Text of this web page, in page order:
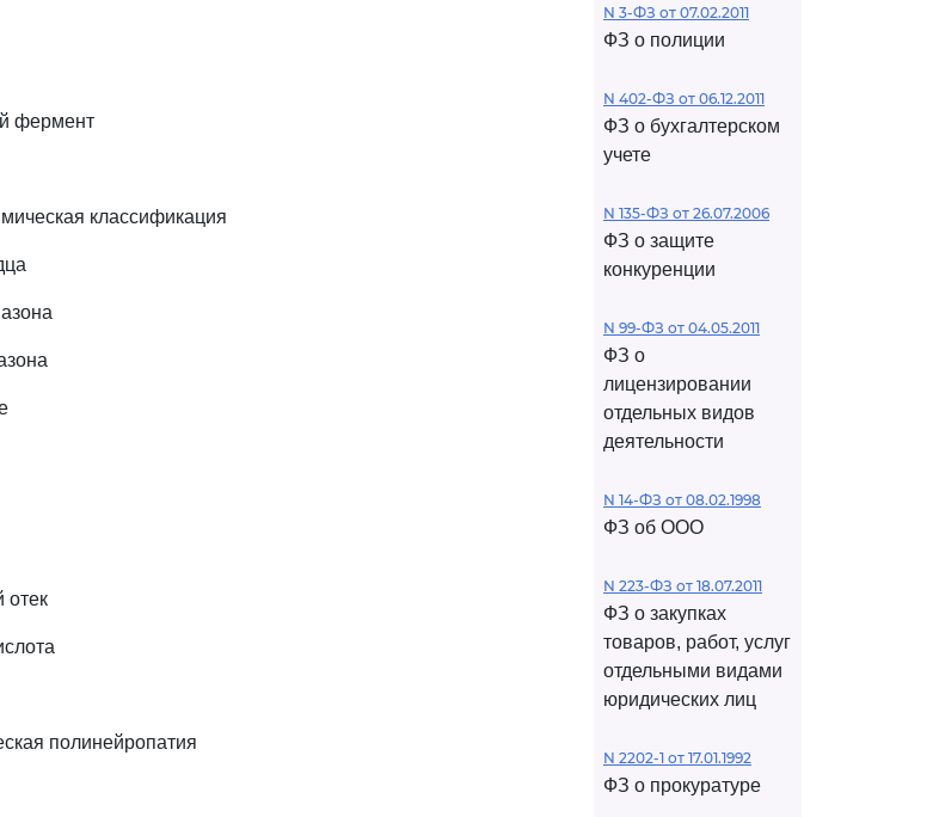
фермент
классификация
отек
полинейропатия
N 3-ФЗ от 07.02.2011
ФЗ о полиции
N 402-ФЗ от 06.12.2011
ФЗ о бухгалтерском
учете
N 135-ФЗ от 26.07.2006
ФЗ о защите
конкуренции
N 99-ФЗ от 04.05.2011
ФЗ о
лицензировании
отдельных видов
деятельности
N 14-ФЗ от 08.02.1998
ФЗ об ООО
N 223-ФЗ от 18.07.2011
ФЗ о закупках
товаров, работ, услуг
отдельными видами
юридических лиц
N 2202-1 от 17.01.1992
ФЗ о прокуратуре